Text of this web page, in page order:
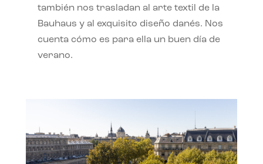
también nos trasladan al arte textil de la
Bauhaus y al exquisito diseño danés. Nos
cuenta cómo es para ella un buen día de
verano.